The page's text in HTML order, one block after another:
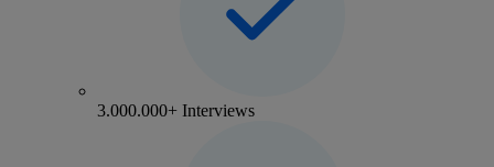
3.000.000+ Interviews